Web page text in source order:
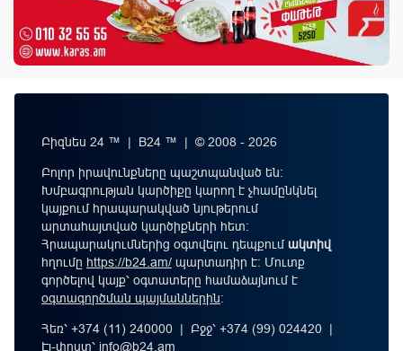
Բիզնես 24 ™ | B24 ™ | © 2008 - 2026
Բոլոր իրավունքները պաշտպանված են:
Խմբագրության կարծիքը կարող է չհամընկնել
կայքում հրապարակված նյութերում
արտահայտված կարծիքների հետ:
Հրապարակումներից օգտվելու դեպքումակտիվ
հղումը https://b24.am/ պարտադիր է: Մուտք
գործելով կայք՝ օգտատերը համաձայնում է
օգտագործման պայմաններին։
Հեռ՝ +374 (11) 240000 | Բջջ՝ +374 (99) 024420 |
Էլ-փոստ՝ info@b24.am